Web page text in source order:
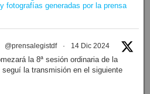
fotografías generadas por la prensa
@prensalegistdf · 14 Dic 2024
la 8ª sesión ordinaria de la
seguí la transmisión en el siguiente